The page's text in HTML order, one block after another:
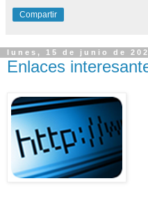
Compartir
lunes, 15 de junio de
Enlaces